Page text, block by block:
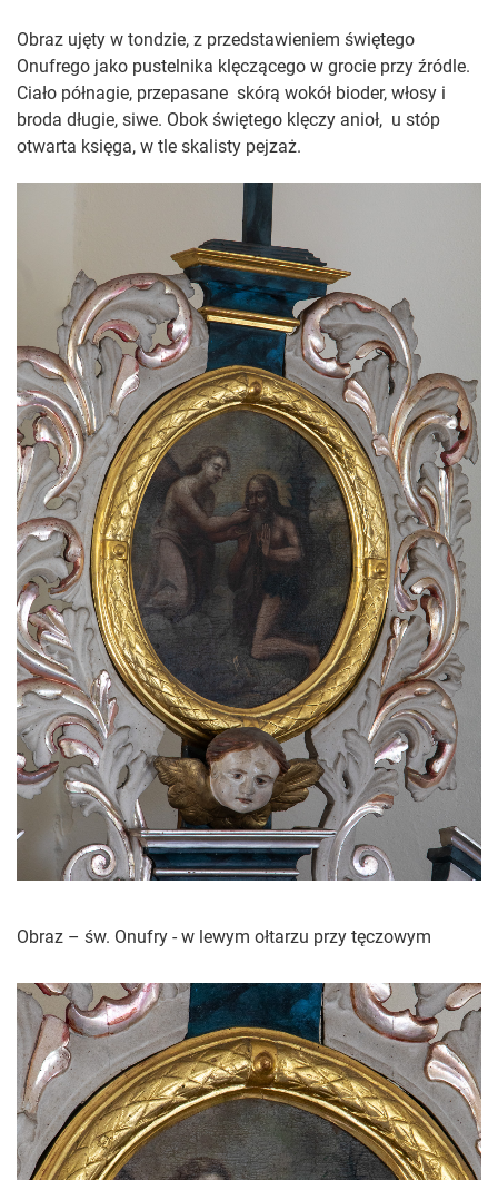
Obraz ujęty w tondzie, z przedstawieniem świętego
Onufrego jako pustelnika klęczącego w grocie przy źródle.
Ciało półnagie, przepasane skórą wokół bioder, włosy i
broda długie, siwe. Obok świętego klęczy anioł, u stóp
otwarta księga, w tle skalisty pejzaż.
Obraz – św. Onufry - w lewym ołtarzu przy tęczowym